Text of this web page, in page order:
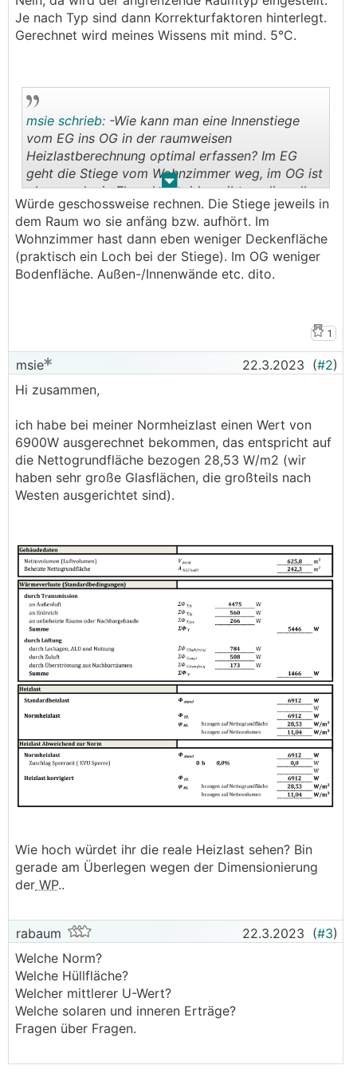
Je nach Typ sind dann Korrekturfaktoren hinterlegt.
Gerechnet wird meines Wissens mit mind. 5°C.
. .
msie schrieb: -Wie kann man eine Innenstiege
vom EG ins OG in der raumweisen
Heizlastberechnung optimal erfassen? Im EG
geht die Stiege vom Wohnzimmer weg, im OG ist
oben noch ein Flur - bei beiden gibt es die selbe
Raumtemperatur. Und beide Zimmer sind ja
separat erfasst. Soll nun die Stiege als eigener,
unbeheizter Raum erfasst werden, nur mit der
Angabe ihrer Außenwände?
Würde geschossweise rechnen. Die Stiege jeweils in
dem Raum wo sie anfäng bzw. aufhört. Im
Wohnzimmer hast dann eben weniger Deckenfläche
(praktisch ein Loch bei der Stiege). Im OG weniger
Bodenfläche. Außen-/Innenwände etc. dito.
1
msie 22.3.2023 (#2)
Hi zusammen,
ich habe bei meiner Normheizlast einen Wert von
6900W ausgerechnet bekommen, das entspricht auf
die Nettogrundfläche bezogen 28,53 W/m2 (wir
haben sehr große Glasflächen, die großteils nach
Westen ausgerichtet sind).
Wie hoch würdet ihr die reale Heizlast sehen? Bin
gerade am Überlegen wegen der Dimensionierung
der WP..
rabaum 22.3.2023 (#3)
Welche Norm?
Welche Hüllfläche?
Welcher mittlerer U-Wert?
Welche solaren und inneren Erträge?
Fragen über Fragen.